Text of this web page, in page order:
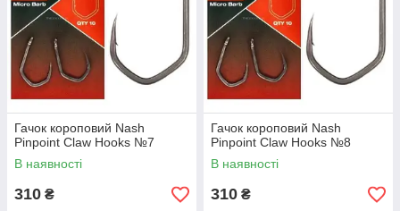
Гачок короповий Nash
Pinpoint Claw Hooks №7
В наявності
310 ₴
Гачок короповий Nash
Pinpoint Claw Hooks №8
В наявності
310 ₴